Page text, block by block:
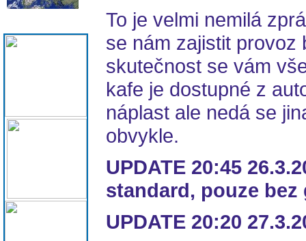
To je velmi nemilá
se nám zajistit provoz
skutečnost se vám
kafe je dostupné z
náplast ale nedá se
obvykle.
UPDATE 20:45
standard, pouze bez
UPDATE 20:20